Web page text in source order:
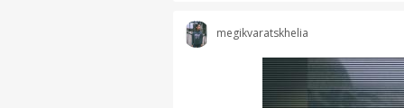
megikvaratskhelia